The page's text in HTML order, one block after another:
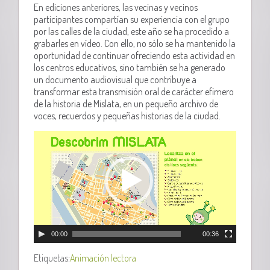
En ediciones anteriores, las vecinas y vecinos
participantes compartían su experiencia con el grupo
por las calles de la ciudad, este año se ha procedido a
grabarles en vídeo. Con ello, no sólo se ha mantenido la
oportunidad de continuar ofreciendo esta actividad en
los centros educativos, sino también se ha generado
un documento audiovisual que contribuye a
transformar esta transmisión oral de carácter efímero
de la historia de Mislata, en un pequeño archivo de
voces, recuerdos y pequeñas historias de la ciudad.
00:00 00:36
Etiquetas:Animación lectora